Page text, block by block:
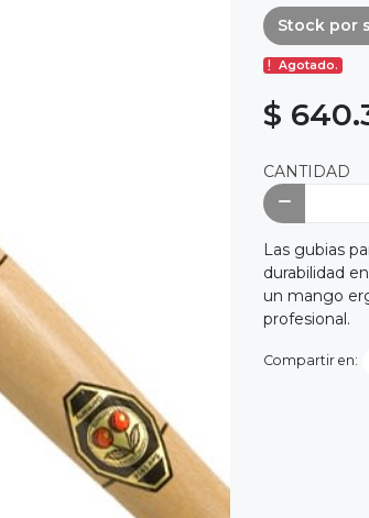
Stock por
Agotado.
$
CANTIDAD
Las gubias
durabilidad
un mango
profesional.
Compartir en: